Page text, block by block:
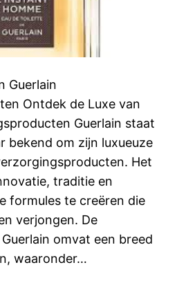
Guerlain
Ontdek de Luxe van
Guerlain staat
bekend om zijn luxueuze
Het
traditie en
formules te creëren die
verjongen. De
omvat een breed
waaronder…